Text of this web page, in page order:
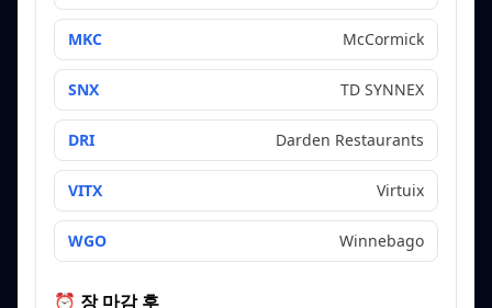
MKC McCormick
SNX TD SYNNEX
DRI Darden Restaurants
VITX Virtuix
WGO Winnebago
⏰ 장 마감 후